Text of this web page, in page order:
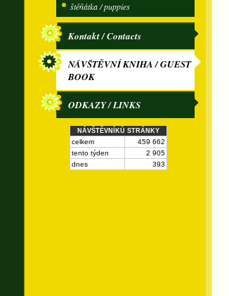
štěňátka / puppies
Kontakt / Contacts
NÁVŠTĚVNÍ KNIHA / GUEST
BOOK
ODKAZY / LINKS
NÁVŠTĚVNÍKŮ STRÁNKY
celkem
459 662
tento týden
2 905
dnes
393